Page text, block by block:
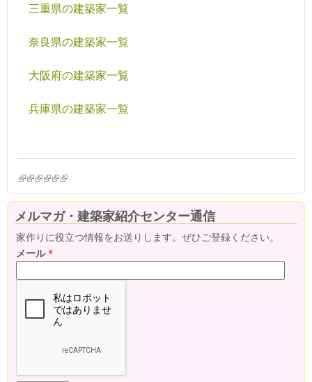
三重県の建築家一覧
奈良県の建築家一覧
大阪府の建築家一覧
兵庫県の建築家一覧
(link is external)
(link is external)
(link is external)
(link is external)
(link is external)
(link is external)
メルマガ・建築家紹介センター通信
家作りに役立つ情報をお送りします。ぜひご登録ください。
メール*